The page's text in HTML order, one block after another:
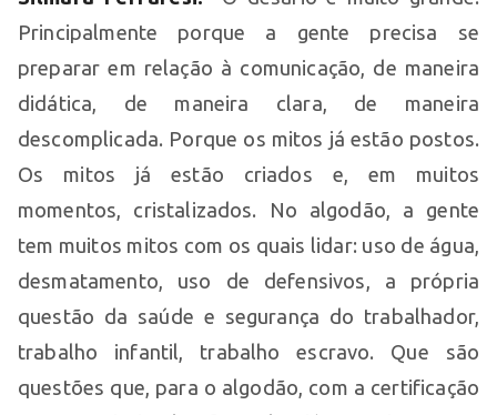
Principalmente porque a gente precisa se
preparar em relação à comunicação, de maneira
didática, de maneira clara, de maneira
descomplicada. Porque os mitos já estão postos.
Os mitos já estão criados e, em muitos
momentos, cristalizados. No algodão, a gente
tem muitos mitos com os quais lidar: uso de água,
desmatamento, uso de defensivos, a própria
questão da saúde e segurança do trabalhador,
trabalho infantil, trabalho escravo. Que são
questões que, para o algodão, com a certificação